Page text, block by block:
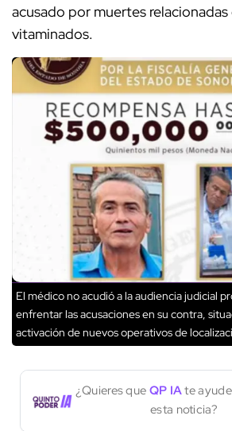
acusado por muertes relacionadas
vitaminados.
El médico no acudió a la audiencia judicial
enfrentar las acusaciones en su contra,
activación de nuevos operativos de
¿Quieres que QP IAte
esta noticia?